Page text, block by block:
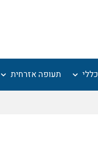
כללי תעופה אזרחית